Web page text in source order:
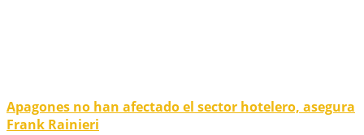
Apagones no han afectado el sector hotelero, asegura
Frank Rainieri